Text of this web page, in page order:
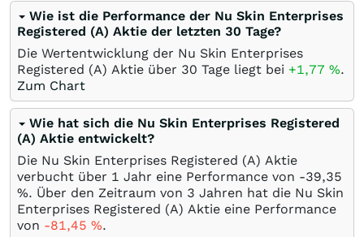
Wie ist die Performance der Nu Skin Enterprises
Registered (A) Aktie der letzten 30 Tage?
Die Wertentwicklung der Nu Skin Enterprises
Registered (A) Aktie über 30 Tage liegt bei +1,77 %.
Zum Chart
Wie hat sich die Nu Skin Enterprises Registered
(A) Aktie entwickelt?
Die Nu Skin Enterprises Registered (A) Aktie
verbucht über 1 Jahr eine Performance von -39,35
%. Über den Zeitraum von 3 Jahren hat die Nu Skin
Enterprises Registered (A) Aktie eine Performance
von -81,45 %.